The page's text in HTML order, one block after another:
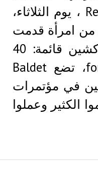
حسب ما أوردته Reuters ، يوم الثلاثاء،
من امرأة قدمت
الكثير في مجال البلوكشين قائمة: 40
تحت سن 40 fortune، تضع Baldet
في مؤتمرات
الكثير وعملوا